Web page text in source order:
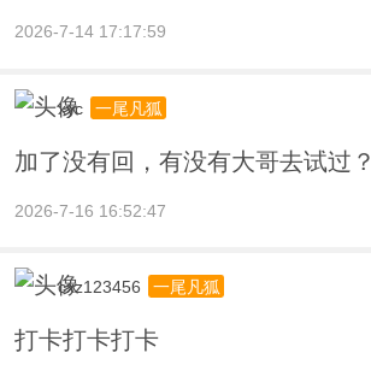
2026-7-14 17:17:59
xyc 一尾凡狐
加了没有回，有没有大哥去试过？
2026-7-16 16:52:47
cxz123456 一尾凡狐
打卡打卡打卡